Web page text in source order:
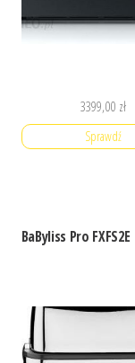
3399,00 zł
Sprawdź
BaByliss Pro FXFS2E